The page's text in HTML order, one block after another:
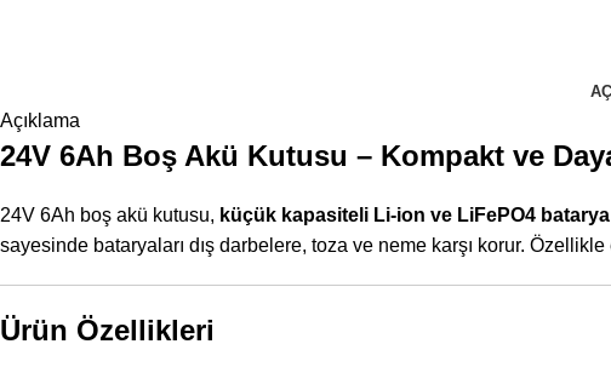
Açıklama
24V 6Ah Boş Akü Kutusu – Kompakt ve
24V 6Ah boş akü kutusu, küçük kapasiteli Li-ion ve LiFePO4 batarya
sayesinde bataryaları dış darbelere, toza ve neme karşı korur.
Ürün Özellikleri